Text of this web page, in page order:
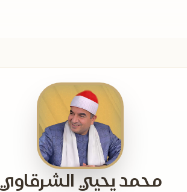
محمد يحيي الشرقاوي